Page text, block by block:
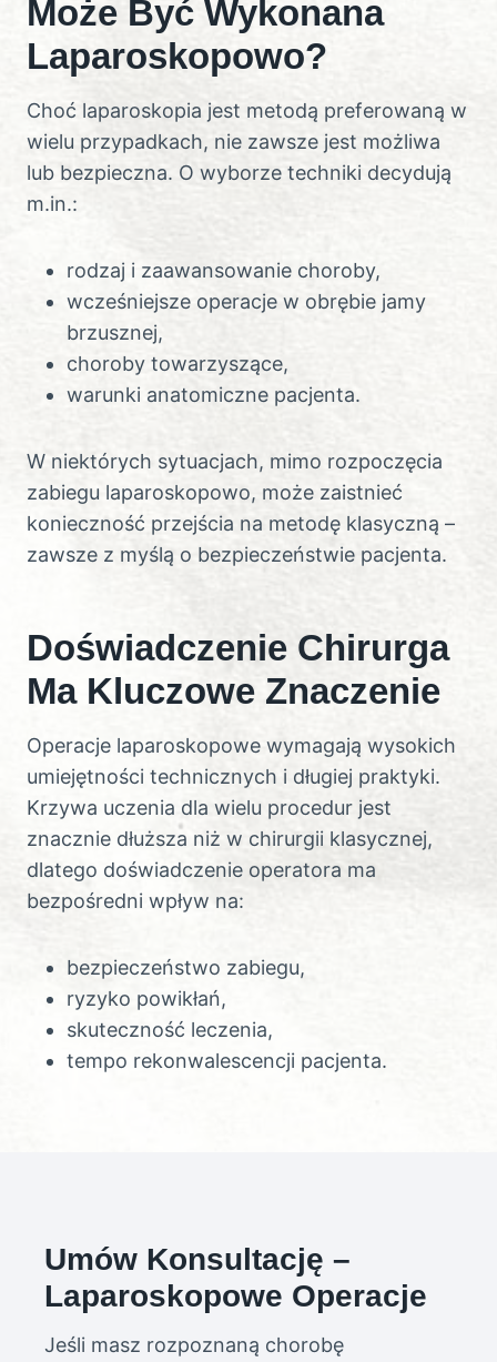
Może Być Wykonana
Laparoskopowo?
Choć laparoskopia jest metodą preferowaną w
wielu przypadkach, nie zawsze jest możliwa
lub bezpieczna. O wyborze techniki decydują
m.in.:
rodzaj i zaawansowanie choroby,
wcześniejsze operacje w obrębie jamy
brzusznej,
choroby towarzyszące,
warunki anatomiczne pacjenta.
W niektórych sytuacjach, mimo rozpoczęcia
zabiegu laparoskopowo, może zaistnieć
konieczność przejścia na metodę klasyczną –
zawsze z myślą o bezpieczeństwie pacjenta.
Doświadczenie Chirurga
Ma Kluczowe Znaczenie
Operacje laparoskopowe wymagają wysokich
umiejętności technicznych i długiej praktyki.
Krzywa uczenia dla wielu procedur jest
znacznie dłuższa niż w chirurgii klasycznej,
dlatego doświadczenie operatora ma
bezpośredni wpływ na:
bezpieczeństwo zabiegu,
ryzyko powikłań,
skuteczność leczenia,
tempo rekonwalescencji pacjenta.
Umów Konsultację –
Laparoskopowe Operacje
Jeśli masz rozpoznaną chorobę